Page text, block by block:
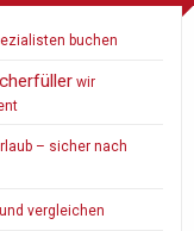
buchen
wir
– sicher nach
vergleichen